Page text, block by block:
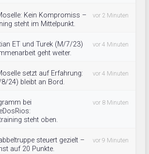
Kein Kompromiss –
steht im Mittelpunkt.
vor 2 Minuten
ET und Turek (M/7/23)
geht weiter.
vor 4 Minuten
setzt auf Erfahrung:
24) bleibt an Bord.
vor 4 Minuten
bei
steht oben.
vor 8 Minuten
steuert gezielt –
auf 20 Punkte.
vor 9 Minuten